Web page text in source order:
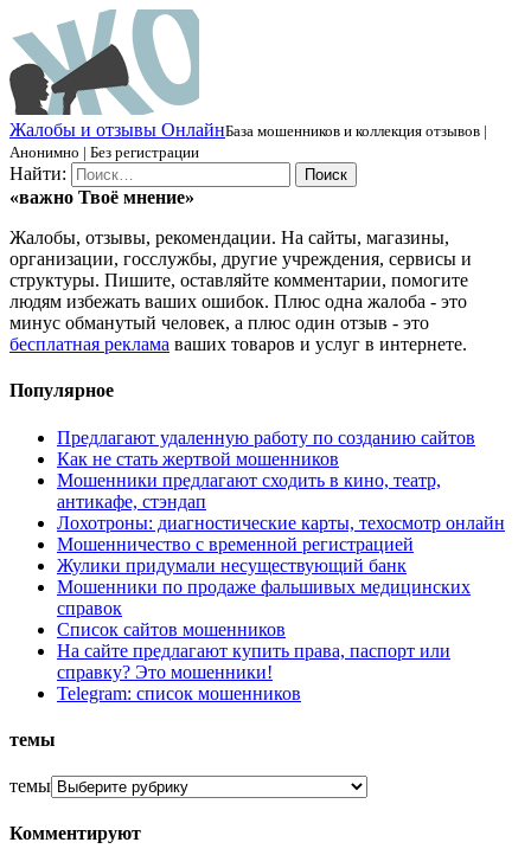
Жалобы и отзывы ОнлайнБаза мошенников и коллекция отзывов |
Анонимно | Без регистрации
Найти:
«важно Твоё мнение»
Жалобы, отзывы, рекомендации. На сайты, магазины,
организации, госслужбы, другие учреждения, сервисы и
структуры. Пишите, оставляйте комментарии, помогите
людям избежать ваших ошибок. Плюс одна жалоба - это
минус обманутый человек, а плюс один отзыв - это
бесплатная реклама ваших товаров и услуг в интернете.
Популярное
Предлагают удаленную работу по созданию сайтов
Как не стать жертвой мошенников
Мошенники предлагают сходить в кино, театр,
антикафе, стэндап
Лохотроны: диагностические карты, техосмотр онлайн
Мошенничество с временной регистрацией
Жулики придумали несуществующий банк
Мошенники по продаже фальшивых медицинских
справок
Список сайтов мошенников
На сайте предлагают купить права, паспорт или
справку? Это мошенники!
Telegram: список мошенников
темы
темы
Комментируют